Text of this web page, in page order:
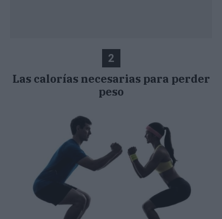
2
Las calorías necesarias para perder
peso